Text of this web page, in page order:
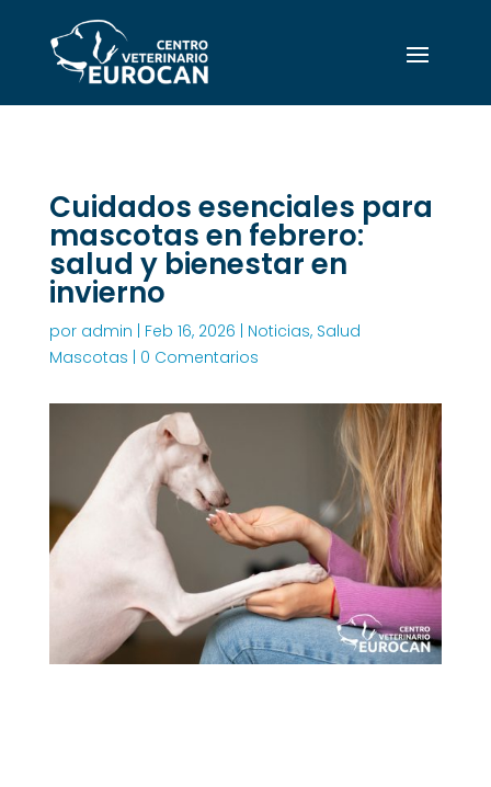
Cuidados esenciales para
mascotas en febrero:
salud y bienestar en
invierno
por admin | Feb 16, 2026 | Noticias, Salud
Mascotas | 0 Comentarios